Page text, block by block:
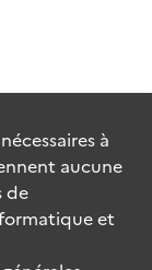
à
aucune
de
et